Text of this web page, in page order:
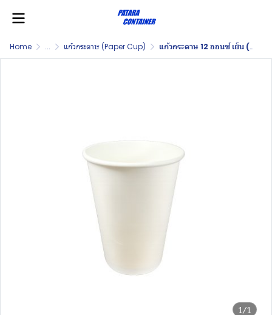
Home ... แก้วกระดาษ (Paper Cup) แก้วกระดาษ 12 ออนซ์ เย็น (Paper Cup 12 OZ. Cold)
1/1